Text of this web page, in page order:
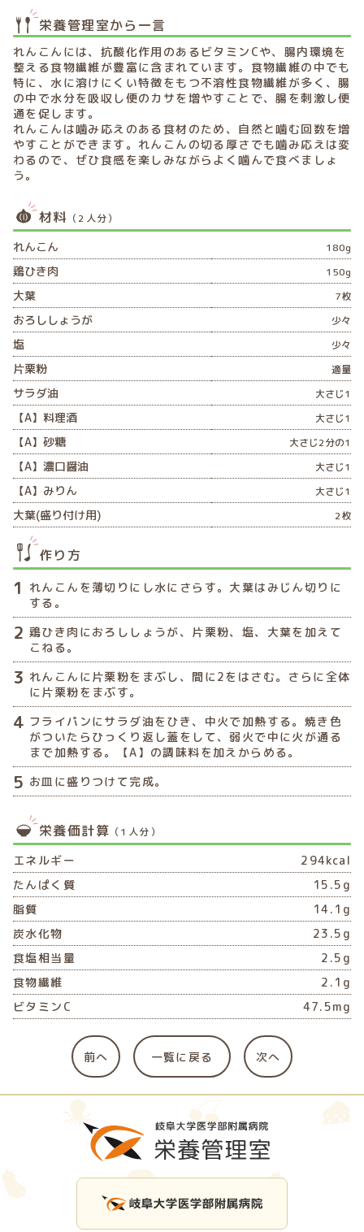
栄養管理室から一言
れんこんには、抗酸化作用のあるビタミンCや、腸内環境を
整える食物繊維が豊富に含まれています。食物繊維の中でも
特に、水に溶けにくい特徴をもつ不溶性食物繊維が多く、腸
の中で水分を吸収し便のカサを増やすことで、腸を刺激し便
通を促します。
れんこんは噛み応えのある食材のため、自然と噛む回数を増
やすことができます。れんこんの切る厚さでも噛み応えは変
わるので、ぜひ食感を楽しみながらよく噛んで食べましょ
う。
材料 （2人分）
れんこん 180g
鶏ひき肉 150g
大葉 7枚
おろししょうが 少々
塩 少々
片栗粉 適量
サラダ油 大さじ1
【A】料理酒 大さじ1
【A】砂糖 大さじ2分の1
【A】濃口醤油 大さじ1
【A】みりん 大さじ1
大葉(盛り付け用) 2枚
作り方
れんこんを薄切りにし水にさらす。大葉はみじん切りに
する。
鶏ひき肉におろししょうが、片栗粉、塩、大葉を加えて
こねる。
れんこんに片栗粉をまぶし、間に2をはさむ。さらに全体
に片栗粉をまぶす。
フライパンにサラダ油をひき、中火で加熱する。焼き色
がついたらひっくり返し蓋をして、弱火で中に火が通る
まで加熱する。【A】の調味料を加えからめる。
お皿に盛りつけて完成。
栄養価計算 （1人分）
エネルギー
294kcal
たんぱく質
15.5g
脂質
14.1g
炭水化物
23.5g
食塩相当量
2.5g
食物繊維
2.1g
ビタミンC
47.5mg
前へ 一覧に戻る 次へ